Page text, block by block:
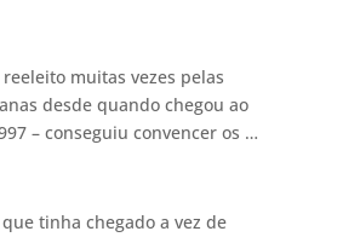
muitas vezes pelas
desde quando chegou ao
– conseguiu convencer os …
tinha chegado a vez de